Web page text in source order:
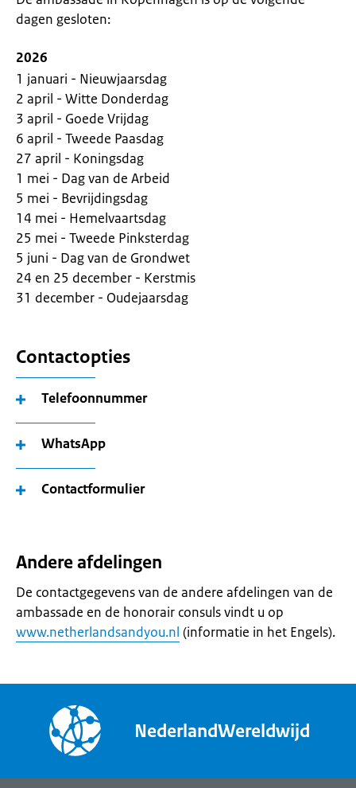
dagen gesloten:
2026
1 januari - Nieuwjaarsdag
2 april - Witte Donderdag
3 april - Goede Vrijdag
6 april - Tweede Paasdag
27 april - Koningsdag
1 mei - Dag van de Arbeid
5 mei - Bevrijdingsdag
14 mei - Hemelvaartsdag
25 mei - Tweede Pinksterdag
5 juni - Dag van de Grondwet
24 en 25 december - Kerstmis
31 december - Oudejaarsdag
Contactopties
Telefoonnummer
WhatsApp
Contactformulier
Andere afdelingen
De contactgegevens van de andere afdelingen van de
ambassade en de honorair consuls vindt u op
www.netherlandsandyou.nl (informatie in het Engels).
NederlandWereldwijd